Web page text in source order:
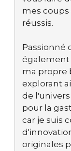
mes
réussis.
Passionné
également
ma propre
explorant
de
pour la
car je suis
originales